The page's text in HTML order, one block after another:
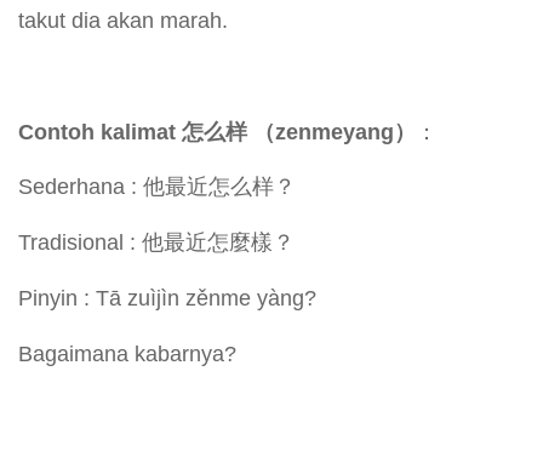
takut dia akan marah.
Contoh kalimat 怎么样 （zenmeyang） ：
Sederhana : 他最近怎么样？
Tradisional : 他最近怎麼樣？
Pinyin : Tā zuìjìn zěnme yàng?
Bagaimana kabarnya?